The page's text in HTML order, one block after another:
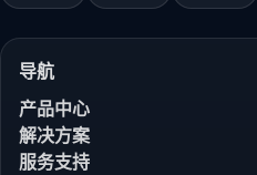
导航
产品中心
解决方案
服务支持